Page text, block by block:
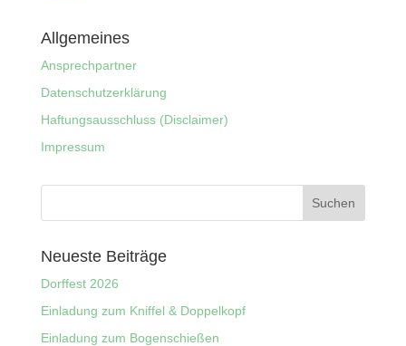
Allgemeines
Ansprechpartner
Datenschutzerklärung
Haftungsausschluss (Disclaimer)
Impressum
Neueste Beiträge
Dorffest 2026
Einladung zum Kniffel & Doppelkopf
Einladung zum Bogenschießen